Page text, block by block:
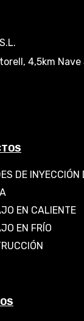
4,5km Nave
DE INYECCIÓN
EN CALIENTE
EN FRÍO